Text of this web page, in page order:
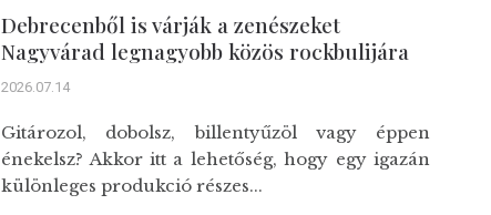
Debrecenből is várják a zenészeket
Nagyvárad legnagyobb közös rockbulijára
2026.07.14
Gitározol, dobolsz, billentyűzöl vagy éppen
énekelsz? Akkor itt a lehetőség, hogy egy igazán
különleges produkció részes...